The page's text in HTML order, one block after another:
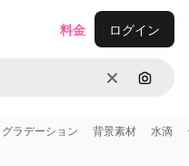
消去 画像で
料金 ログイン
グラデーション 背景素材 水滴